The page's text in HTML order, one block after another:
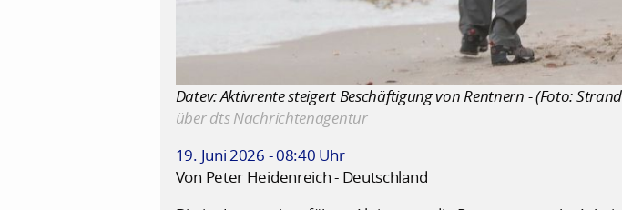
Datev: Aktivrente steigert Beschäftigung von Rentnern - (Foto:
über dts Nachrichtenagentur
19. Juni 2026 - 08:40 Uhr
Von Peter Heidenreich - Deutschland